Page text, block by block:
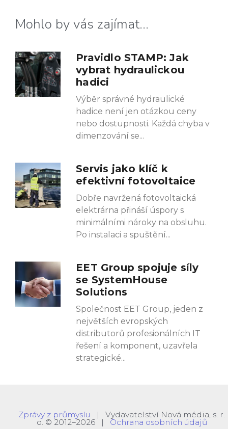
Mohlo by vás zajímat...
Pravidlo STAMP: Jak
vybrat hydraulickou
hadici
Výběr správné hydraulické
hadice není jen otázkou ceny
nebo dostupnosti. Každá chyba v
dimenzování se
Servis jako klíč k
efektivní fotovoltaice
Dobře navržená fotovoltaická
elektrárna přináší úspory s
minimálními nároky na obsluhu.
Po instalaci a spuštění
EET Group spojuje síly
se SystemHouse
Solutions
Společnost EET Group, jeden z
největších evropských
distributorů profesionálních IT
řešení a komponent, uzavřela
strategické
Zprávy z průmyslu | Vydavatelství Nová média, s. r.
o. © 2012–2026 | Ochrana osobních údajů